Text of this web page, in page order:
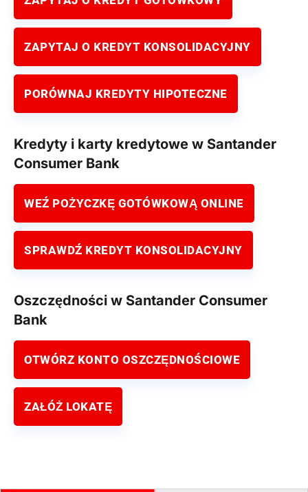
ZAPYTAJ O KREDYT KONSOLIDACYJNY
PORÓWNAJ KREDYTY HIPOTECZNE
Kredyty i karty kredytowe w Santander
Consumer Bank
WEŹ POŻYCZKĘ GOTÓWKOWĄ ONLINE
SPRAWDŹ KREDYT KONSOLIDACYJNY
Oszczędności w Santander Consumer
Bank
OTWÓRZ KONTO OSZCZĘDNOŚCIOWE
ZAŁÓŻ LOKATĘ